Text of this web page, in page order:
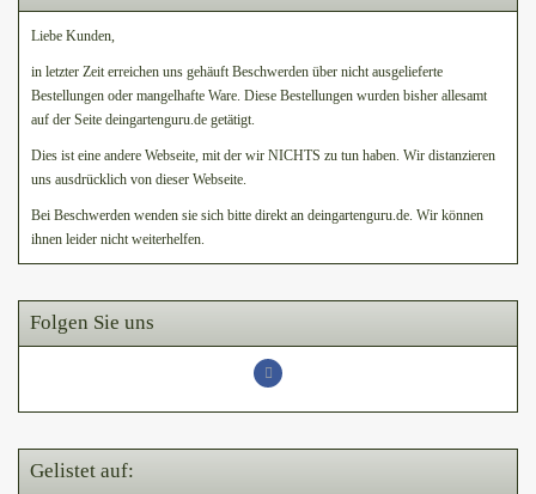
Liebe Kunden,
in letzter Zeit erreichen uns gehäuft Beschwerden über nicht ausgelieferte
Bestellungen oder mangelhafte Ware. Diese Bestellungen wurden bisher allesamt
auf der Seite deingartenguru.de getätigt.
Dies ist eine andere Webseite, mit der wir NICHTS zu tun haben. Wir distanzieren
uns ausdrücklich von dieser Webseite.
Bei Beschwerden wenden sie sich bitte direkt an deingartenguru.de. Wir können
ihnen leider nicht weiterhelfen.
Folgen Sie uns
Gelistet auf: